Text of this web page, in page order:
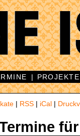
| PROJEKTE
| RSS | iCal |